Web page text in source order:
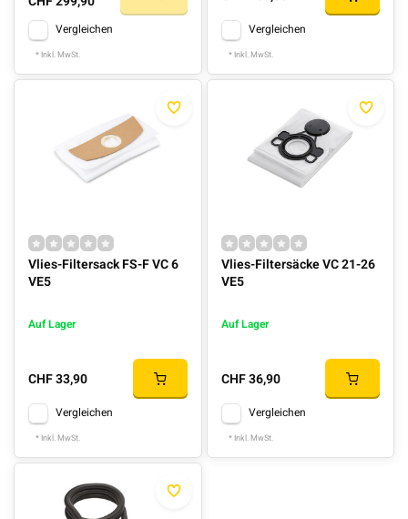
Vergleichen
* Inkl. MwSt.
Vergleichen
* Inkl. MwSt.
Vlies-Filtersack FS-F VC 6
VE5
Auf Lager
CHF 33,90
Vergleichen
* Inkl. MwSt.
Vlies-Filtersäcke VC 21-26
VE5
Auf Lager
CHF 36,90
Vergleichen
* Inkl. MwSt.